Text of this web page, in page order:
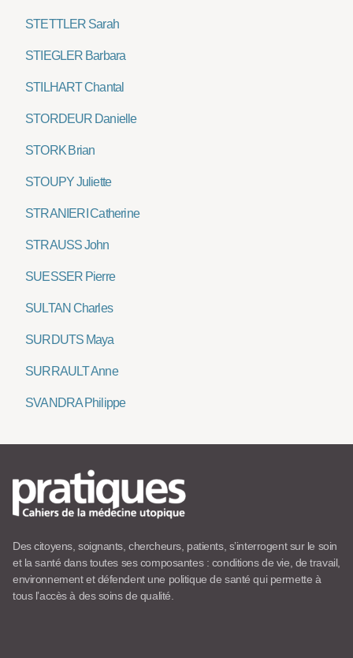
STETTLER Sarah
STIEGLER Barbara
STILHART Chantal
STORDEUR Danielle
STORK Brian
STOUPY Juliette
STRANIERI Catherine
STRAUSS John
SUESSER Pierre
SULTAN Charles
SURDUTS Maya
SURRAULT Anne
SVANDRA Philippe
Des citoyens, soignants, chercheurs, patients, s’interrogent sur le soin
et la santé dans toutes ses composantes : conditions de vie, de travail,
environnement et défendent une politique de santé qui permette à
tous l’accès à des soins de qualité.